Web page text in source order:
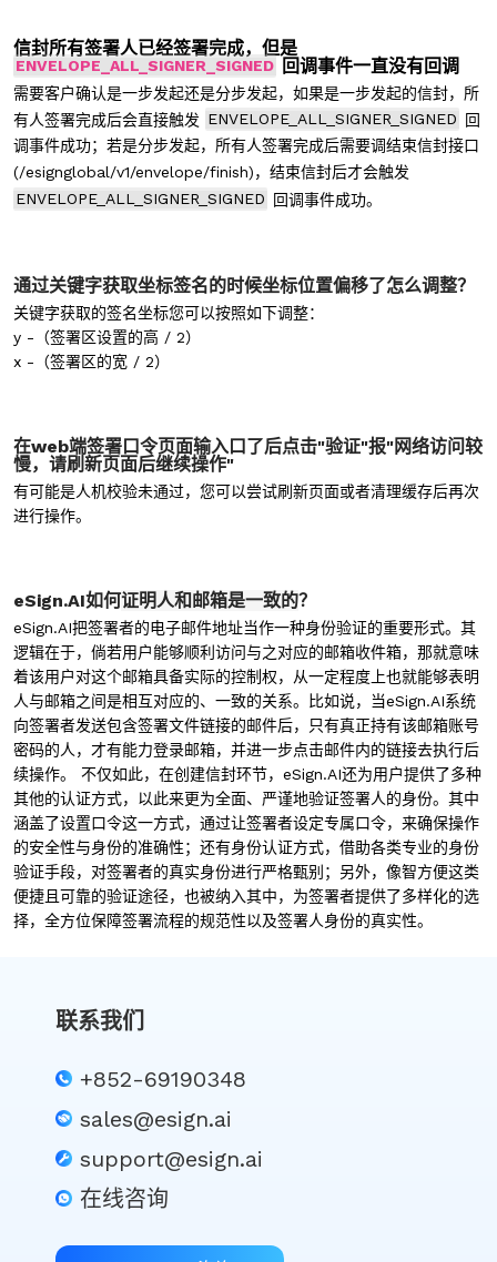
信封所有签署人已经签署完成，但是
ENVELOPE_ALL_SIGNER_SIGNED 回调事件一直没有回调
需要客户确认是一步发起还是分步发起，如果是一步发起的信封，所
有人签署完成后会直接触发 ENVELOPE_ALL_SIGNER_SIGNED 回
调事件成功；若是分步发起，所有人签署完成后需要调结束信封接口
(/esignglobal/v1/envelope/finish)，结束信封后才会触发
ENVELOPE_ALL_SIGNER_SIGNED 回调事件成功。
通过关键字获取坐标签名的时候坐标位置偏移了怎么调整？
关键字获取的签名坐标您可以按照如下调整：
y -（签署区设置的高 / 2）
x -（签署区的宽 / 2）
在web端签署口令页面输入口了后点击"验证"报"网络访问较
慢，请刷新页面后继续操作"
有可能是人机校验未通过，您可以尝试刷新页面或者清理缓存后再次
进行操作。
eSign.AI如何证明人和邮箱是一致的？
eSign.AI把签署者的电子邮件地址当作一种身份验证的重要形式。其
逻辑在于，倘若用户能够顺利访问与之对应的邮箱收件箱，那就意味
着该用户对这个邮箱具备实际的控制权，从一定程度上也就能够表明
人与邮箱之间是相互对应的、一致的关系。比如说，当eSign.AI系统
向签署者发送包含签署文件链接的邮件后，只有真正持有该邮箱账号
密码的人，才有能力登录邮箱，并进一步点击邮件内的链接去执行后
续操作。 不仅如此，在创建信封环节， eSign.AI还为用户提供了多种
其他的认证方式，以此来更为全面、严谨地验证签署人的身份。其中
涵盖了设置口令这一方式，通过让签署者设定专属口令，来确保操作
的安全性与身份的准确性；还有身份认证方式，借助各类专业的身份
验证手段，对签署者的真实身份进行严格甄别；另外，像智方便这类
便捷且可靠的验证途径，也被纳入其中，为签署者提供了多样化的选
择，全方位保障签署流程的规范性以及签署人身份的真实性。
联系我们
+852-69190348
sales@esign.ai
support@esign.ai
在线咨询